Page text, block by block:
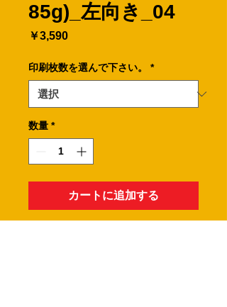
85g)_左向き_04
￥3,590価
印刷枚数を選んで下さい。 *
数量 *
カートに追加する